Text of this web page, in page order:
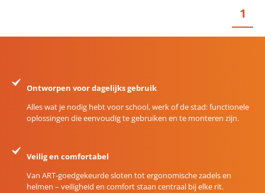
1
Ontworpen voor dagelijks gebruik
Alles wat je nodig hebt voor school, werk of de stad: functionele
oplossingen die eenvoudig te gebruiken en te monteren zijn.
Veilig en comfortabel
Van ART-goedgekeurde sloten tot ergonomische zadels en
helmen – veiligheid en comfort staan centraal bij elke rit.